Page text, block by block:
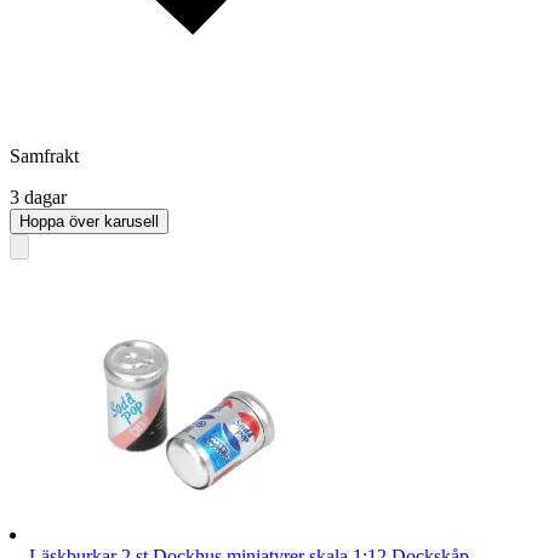
Samfrakt
3 dagar
Hoppa över karusell